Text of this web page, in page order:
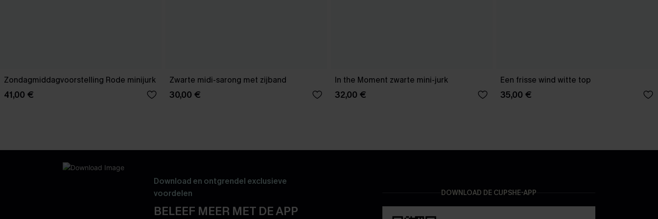
Zondagmiddagvoorstelling Rode minijurk
41,00 €
Zwarte midi-sarong met zijband
30,00 €
In the Moment zwarte mini-jurk
32,00 €
Een frisse wind witte top
35,00 €
Download en ontgrendel exclusieve
voordelen
BELEEF MEER MET DE APP
DOWNLOAD DE CUPSHE-APP